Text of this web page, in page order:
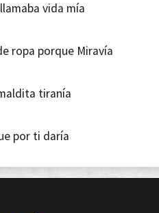
vida mía
ropa porque Miravía
tiranía
por ti daría